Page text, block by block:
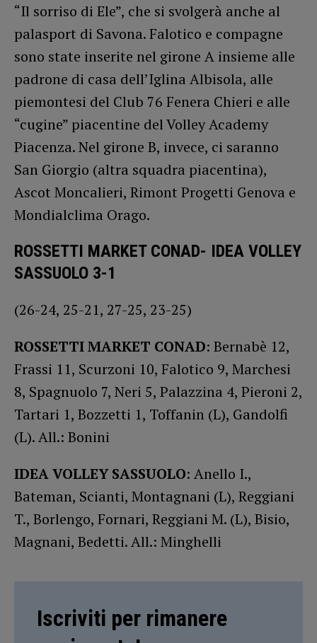
“Il sorriso di Ele”, che si svolgerà anche al
palasport di Savona. Falotico e compagne
sono state inserite nel girone A insieme alle
padrone di casa dell’Iglina Albisola, alle
piemontesi del Club 76 Fenera Chieri e alle
“cugine” piacentine del Volley Academy
Piacenza. Nel girone B, invece, ci saranno
San Giorgio (altra squadra piacentina),
Ascot Moncalieri, Rimont Progetti Genova e
Mondialclima Orago.
ROSSETTI MARKET CONAD- IDEA VOLLEY
SASSUOLO 3-1
(26-24, 25-21, 27-25, 23-25)
ROSSETTI MARKET CONAD: Bernabè 12,
Frassi 11, Scurzoni 10, Falotico 9, Marchesi
8, Spagnuolo 7, Neri 5, Palazzina 4, Pieroni 2,
Tartari 1, Bozzetti 1, Toffanin (L), Gandolfi
(L). All.: Bonini
IDEA VOLLEY SASSUOLO: Anello I.,
Bateman, Scianti, Montagnani (L), Reggiani
T., Borlengo, Fornari, Reggiani M. (L), Bisio,
Magnani, Bedetti. All.: Minghelli
Iscriviti per rimanere